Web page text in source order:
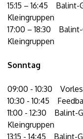
15:15 – 16:45
Kleingruppen
17:00 – 18:30
Kleingruppen
Sonntag
09:00 - 10:30
10:30 - 10:45
11:00 - 12:30 Balint-
Kleingruppen
13:15 - 14:45 Balint-